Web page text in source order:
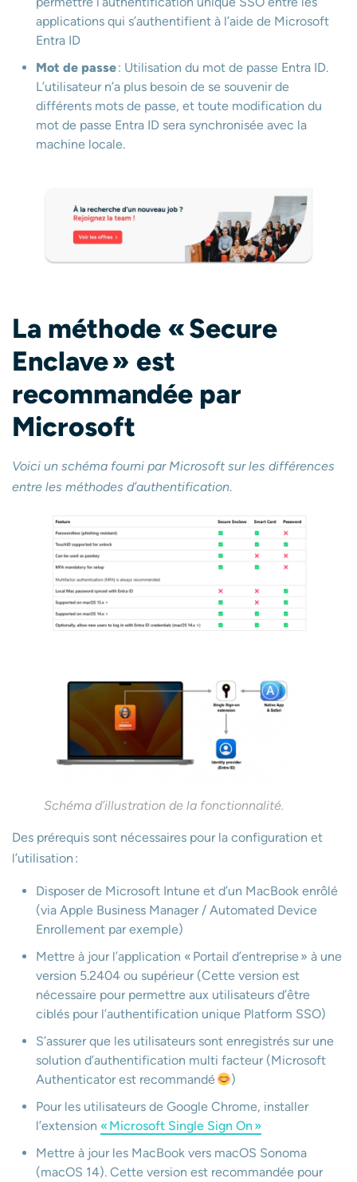
applications qui s’authentifient à l’aide de Microsoft
Entra ID
Mot de passe: Utilisation du mot de passe Entra ID.
L’utilisateur n’a plus besoin de se souvenir de
différents mots de passe, et toute modification du
mot de passe Entra ID sera synchronisée avec la
machine locale.
La méthode « Secure
Enclave » est
recommandée par
Microsoft
Voici un schéma fourni par Microsoft sur les différences
entre les méthodes d’authentification.
Schéma d’illustration de la fonctionnalité.
Des prérequis sont nécessaires pour la configuration et
l’utilisation :
Disposer de Microsoft Intune et d’un MacBook enrôlé
(via Apple Business Manager / Automated Device
Enrollement par exemple)
Mettre à jour l’application « Portail d’entreprise » à une
version 5.2404 ou supérieur (Cette version est
nécessaire pour permettre aux utilisateurs d’être
ciblés pour l’authentification unique Platform SSO)
S’assurer que les utilisateurs sont enregistrés sur une
solution d’authentification multi facteur (Microsoft
Authenticator est recommandé
)
Pour les utilisateurs de Google Chrome, installer
l’extension « Microsoft Single Sign On »
Mettre à jour les MacBook vers macOS Sonoma
(macOS 14). Cette version est recommandée pour